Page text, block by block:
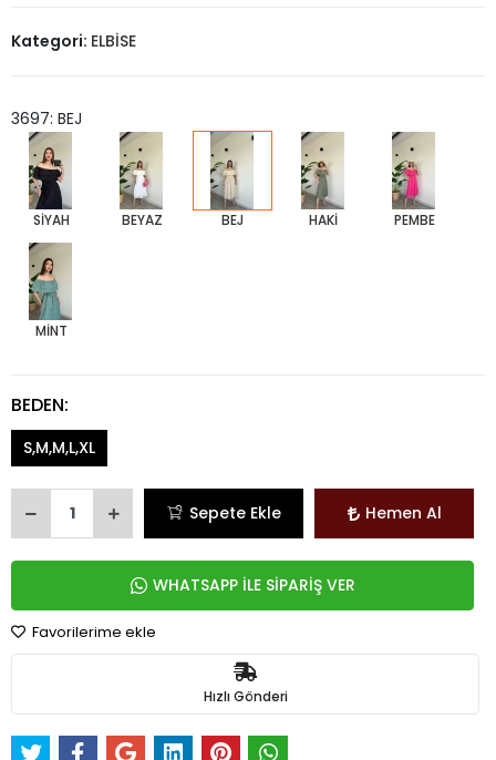
Kategori: ELBİSE
3697: BEJ
SİYAH BEYAZ BEJ HAKİ PEMBE
MİNT
BEDEN:
S,M,M,L,XL
Sepete Ekle Hemen Al
WHATSAPP İLE SİPARİŞ VER
Favorilerime ekle
Hızlı Gönderi